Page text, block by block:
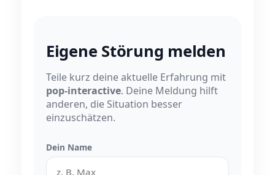
Eigene Störung melden
Teile kurz deine aktuelle Erfahrung mit
pop-interactive. Deine Meldung hilft
anderen, die Situation besser
einzuschätzen.
Dein Name